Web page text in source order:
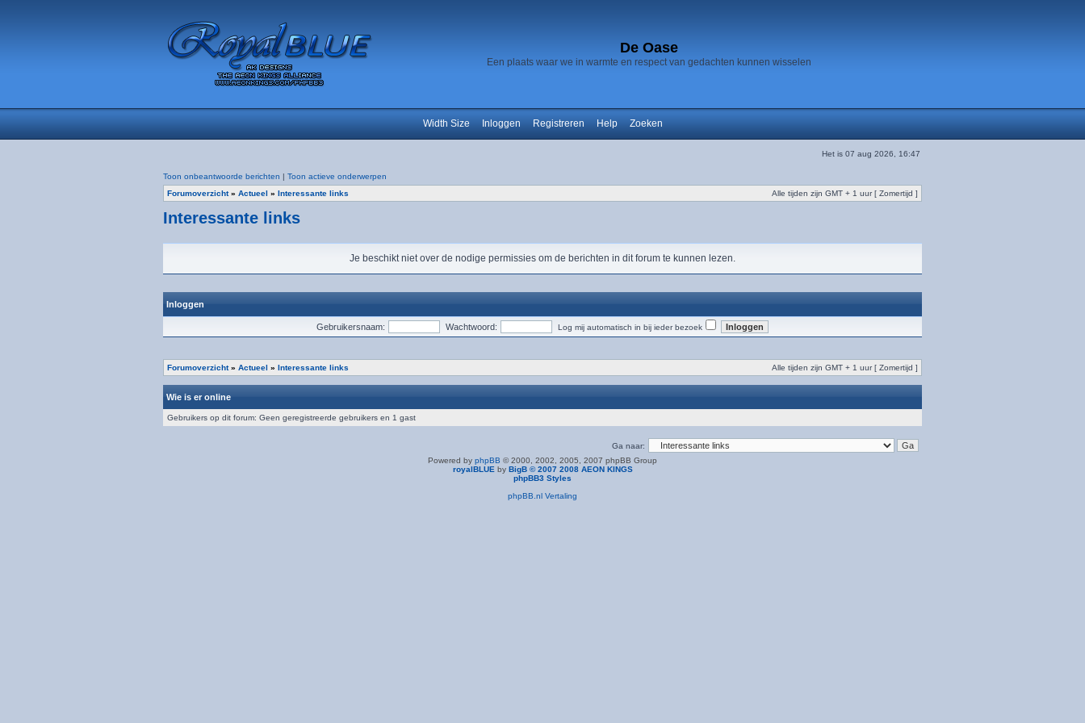
De Oase
Een plaats waar we in warmte en respect van gedachten kunnen wisselen
Width Size Inloggen Registreren Help Zoeken
Het is 07 aug 2026, 16:47
Toon onbeantwoorde berichten | Toon actieve onderwerpen
Forumoverzicht» Actueel » Interessante links Alle tijden zijn GMT + 1 uur [ Zomertijd ]
Interessante links
Je beschikt niet over de nodige permissies om de berichten in dit forum te kunnen lezen.
Inloggen
Gebruikersnaam: Wachtwoord: Log mij automatisch in bij ieder bezoek
Forumoverzicht» Actueel » Interessante links Alle tijden zijn GMT + 1 uur [ Zomertijd ]
Wie is er online
Gebruikers op dit forum: Geen geregistreerde gebruikers en 1 gast
Ga naar:
Powered by phpBB © 2000, 2002, 2005, 2007 phpBB Group
royalBLUE by BigB © 2007 2008 AEON KINGS
phpBB3 Styles
phpBB.nl Vertaling